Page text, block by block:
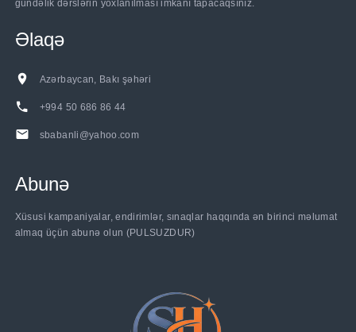
gündəlik dərslərin yoxlanılması imkanı tapacaqsınız.
Əlaqə
Azərbaycan, Bakı şəhəri
+994 50 686 86 44
sbabanli@yahoo.com
Abunə
Xüsusi kampaniyalar, endirimlər, sınaqlar haqqında ən birinci məlumat
almaq üçün abunə olun (PULSUZDUR)